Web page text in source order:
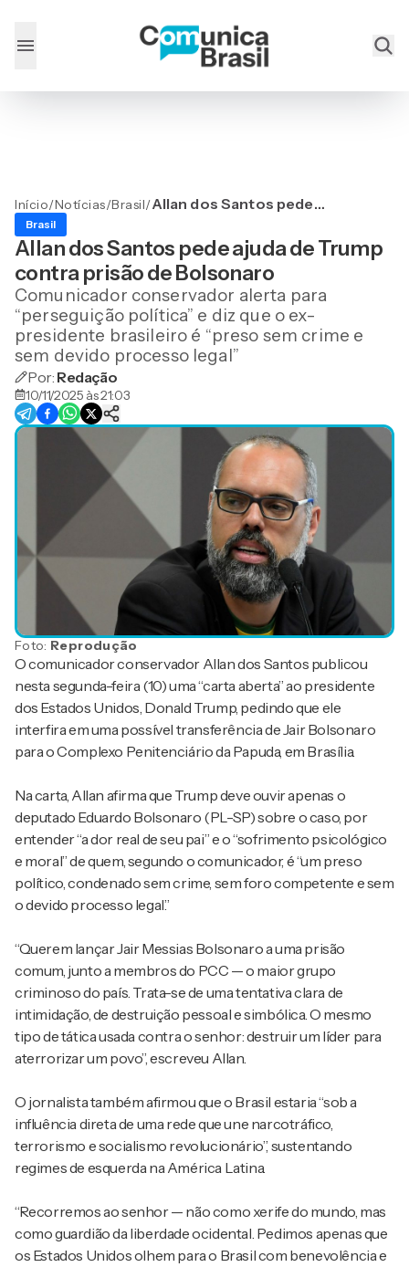
Início/Notícias/Brasil/Allan dos Santos pede
prisão de Bolsonaro
Brasil
Allan dos Santos pede ajuda de Trump
contra prisão de Bolsonaro
Comunicador conservador alerta para
“perseguição política” e diz que o ex-
presidente brasileiro é “preso sem crime e
sem devido processo legal”
Por: Redação
10/11/2025 às 21:03
Foto: Reprodução
O comunicador conservador Allan dos Santos publicou
nesta segunda-feira (10) uma “carta aberta” ao presidente
dos Estados Unidos, Donald Trump, pedindo que ele
interfira em uma possível transferência de Jair Bolsonaro
para o Complexo Penitenciário da Papuda, em Brasília.
Na carta, Allan afirma que Trump deve ouvir apenas o
deputado Eduardo Bolsonaro (PL-SP) sobre o caso, por
entender “a dor real de seu pai” e o “sofrimento psicológico
e moral” de quem, segundo o comunicador, é “um preso
político, condenado sem crime, sem foro competente e sem
o devido processo legal.”
“Querem lançar Jair Messias Bolsonaro a uma prisão
comum, junto a membros do PCC — o maior grupo
criminoso do país. Trata-se de uma tentativa clara de
intimidação, de destruição pessoal e simbólica. O mesmo
tipo de tática usada contra o senhor: destruir um líder para
aterrorizar um povo”, escreveu Allan.
O jornalista também afirmou que o Brasil estaria “sob a
influência direta de uma rede que une narcotráfico,
terrorismo e socialismo revolucionário”, sustentando
regimes de esquerda na América Latina.
“Recorremos ao senhor — não como xerife do mundo, mas
como guardião da liberdade ocidental. Pedimos apenas que
os Estados Unidos olhem para o Brasil com benevolência e